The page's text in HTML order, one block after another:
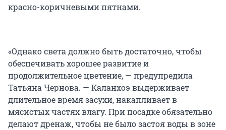
красно-коричневыми пятнами.
«Однако света должно быть достаточно, чтобы
обеспечивать хорошее развитие и
продолжительное цветение, — предупредила
Татьяна Чернова. — Каланхоэ выдерживает
длительное время засухи, накапливает в
мясистых частях влагу. При посадке обязательно
делают дренаж, чтобы не было застоя воды в зоне